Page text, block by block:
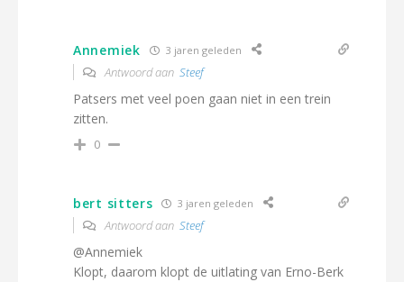
Annemiek 3 jaren geleden
Antwoord aan Steef
Patsers met veel poen gaan niet in een trein
zitten.
0
bert sitters 3 jaren geleden
Antwoord aan Steef
@Annemiek
Klopt, daarom klopt de uitlating van Erno-Berk